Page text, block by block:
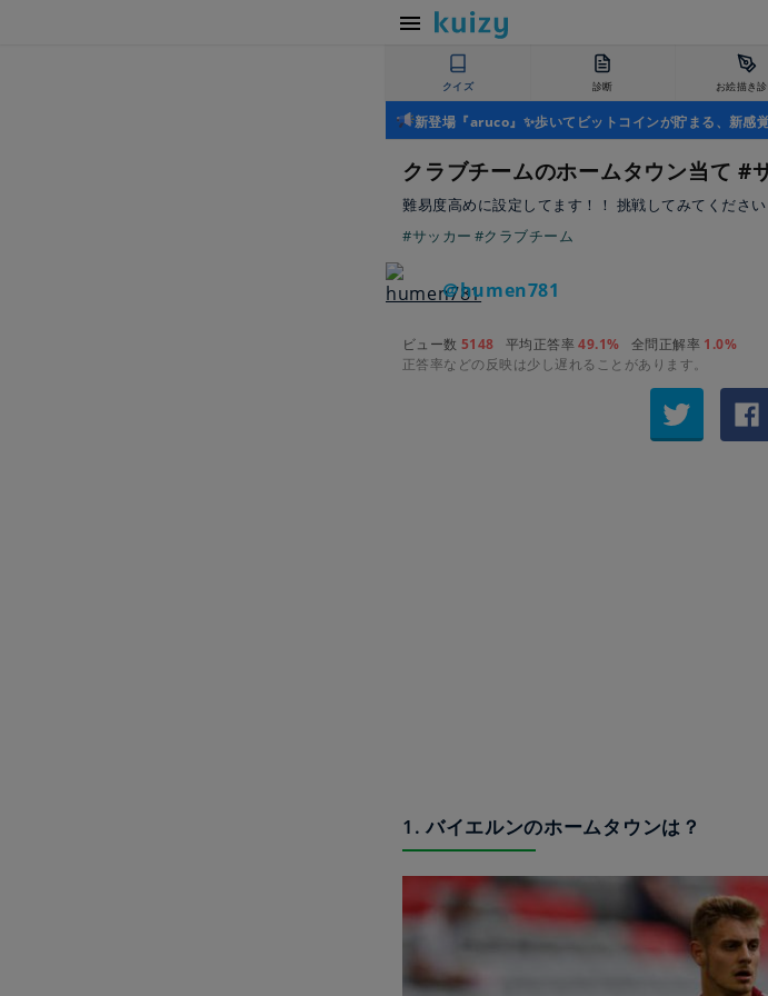
クイズ 診断 お絵描き
新登場『aruco』✨歩いてビットコインが貯まる、新感
クラブチームのホームタウン当て #
難易度高めに設定してます！！ 挑戦してみてください
#サッカー #クラブチーム
＠humen781
ビュー数 5148 平均正答率49.1% 全問正解率 1.0%
正答率などの反映は少し遅れることがあります。
1. バイエルンのホームタウンは？